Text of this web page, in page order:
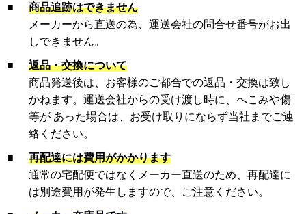
■
商品追跡はできません
メーカーから直送の為、運送会社の問合せ番号がお出
しできません。
■
返品・交換について
商品発送後は、お客様のご都合での返品・交換は致し
かねます。運送会社からの受け渡し時に、へこみや傷
等が あった場合は、お受け取りにならず当社までご連
絡ください。
■
再配達には費用がかかります
通常の宅配便ではなくメーカー直送のため、再配達に
は別途費用が発生しますので、ご注意ください。